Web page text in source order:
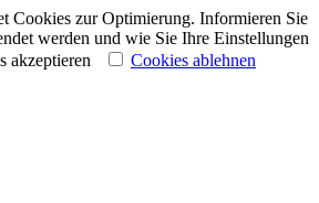
Cookies zur Optimierung. Informieren Sie
werden und wie Sie Ihre Einstellungen
akzeptieren
Cookies ablehnen